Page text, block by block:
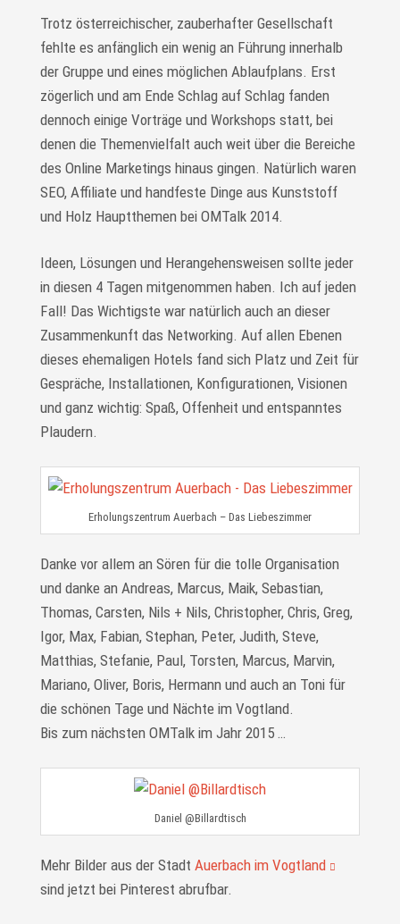
Trotz österreichischer, zauberhafter Gesellschaft
fehlte es anfänglich ein wenig an Führung innerhalb
der Gruppe und eines möglichen Ablaufplans. Erst
zögerlich und am Ende Schlag auf Schlag fanden
dennoch einige Vorträge und Workshops statt, bei
denen die Themenvielfalt auch weit über die Bereiche
des Online Marketings hinaus gingen. Natürlich waren
SEO, Affiliate und handfeste Dinge aus Kunststoff
und Holz Hauptthemen bei OMTalk 2014.
Ideen, Lösungen und Herangehensweisen sollte jeder
in diesen 4 Tagen mitgenommen haben. Ich auf jeden
Fall! Das Wichtigste war natürlich auch an dieser
Zusammenkunft das Networking. Auf allen Ebenen
dieses ehemaligen Hotels fand sich Platz und Zeit für
Gespräche, Installationen, Konfigurationen, Visionen
und ganz wichtig: Spaß, Offenheit und entspanntes
Plaudern.
Erholungszentrum Auerbach – Das Liebeszimmer
Danke vor allem an Sören für die tolle Organisation
und danke an Andreas, Marcus, Maik, Sebastian,
Thomas, Carsten, Nils + Nils, Christopher, Chris, Greg,
Igor, Max, Fabian, Stephan, Peter, Judith, Steve,
Matthias, Stefanie, Paul, Torsten, Marcus, Marvin,
Mariano, Oliver, Boris, Hermann und auch an Toni für
die schönen Tage und Nächte im Vogtland.
Bis zum nächsten OMTalk im Jahr 2015 …
Daniel @Billardtisch
Mehr Bilder aus der Stadt Auerbach im Vogtland
sind jetzt bei Pinterest abrufbar.